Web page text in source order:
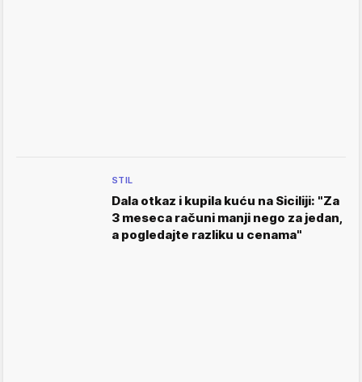
STIL
Dala otkaz i kupila kuću na Siciliji: "Za
3 meseca računi manji nego za jedan,
a pogledajte razliku u cenama"